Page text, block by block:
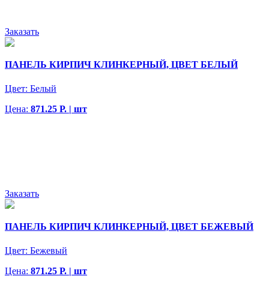
Заказать
ПАНЕЛЬ КИРПИЧ КЛИНКЕРНЫЙ, ЦВЕТ БЕЛЫЙ
Цвет: Белый
Цена: 871.25 Р. | шт
Заказать
ПАНЕЛЬ КИРПИЧ КЛИНКЕРНЫЙ, ЦВЕТ БЕЖЕВЫЙ
Цвет: Бежевый
Цена: 871.25 Р. | шт